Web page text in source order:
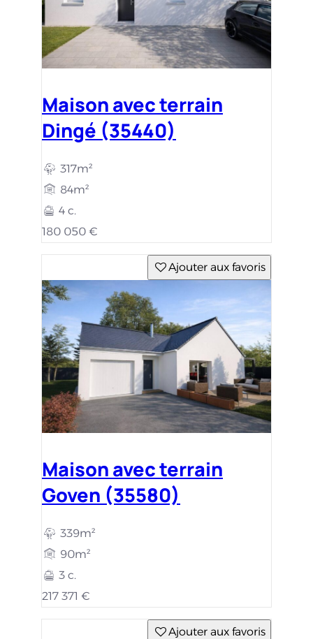
Maison avec terrain
Dingé (35440)
317m²
84m²
4 c.
180 050 €
Ajouter aux favoris
Maison avec terrain
Goven (35580)
339m²
90m²
3 c.
217 371 €
Ajouter aux favoris